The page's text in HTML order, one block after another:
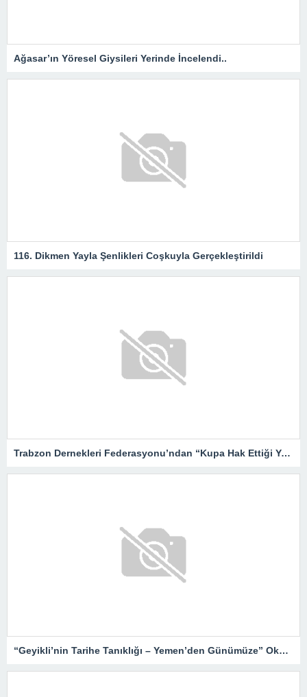
Ağasar’ın Yöresel Giysileri Yerinde İncelendi..
116. Dikmen Yayla Şenlikleri Coşkuyla Gerçekleştirildi
Trabzon Dernekleri Federasyonu’ndan “Kupa Hak Ettiği Yere Verilsin”
“Geyikli’nin Tarihe Tanıklığı – Yemen’den Günümüze” Okurlarıyla Buluşuyor…